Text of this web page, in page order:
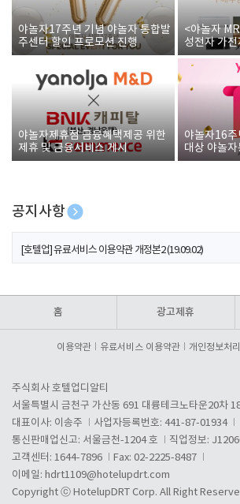
야놀자17주년 기념 야놀자 통합발
주센터 할인 프로모션 진행
<야놀자
성전자 가
야놀자제휴점 금융혜택제공 위한
제휴 및 금융서비스 게시
야놀자16주
대상 야놀
폰 증정
공지사항
[호텔업] 개인정보 처리방침 개정본1 (19.09.02)
[호텔업] 유료서비스 이용약관 개정본2 (19.09.02)
홈 광고제휴
이용약관 유료서비스 이용약관 개인정보처
주식회사 호텔업디알티
서울특별시 금천구 가산동 691 대륭테크노타운20차
대표이사: 이송주
사업자등록번호: 441-87-01934
통신판매업신고: 서울금천-1204 호
직업정보:
고객센터: 1644-7896
Fax: 02-2225-8487
이메일: hdrt1109@hotelupdrt.com
Copyright ⓒ HotelupDRT Corp. All Right